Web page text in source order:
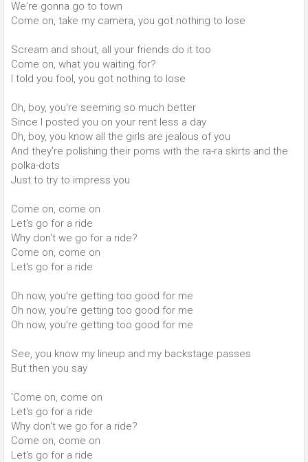
We're gonna go to town
Come on, take my camera, you got nothing to lose
Scream and shout, all your friends do it too
Come on, what you waiting for?
I told you fool, you got nothing to lose
Oh, boy, you're seeming so much better
Since I posted you on your rent less a day
Oh, boy, you know all the girls are jealous of you
And they're polishing their poms with the ra-ra skirts and the
polka-dots
Just to try to impress you
Come on, come on
Let's go for a ride
Why don't we go for a ride?
Come on, come on
Let's go for a ride
Oh now, you're getting too good for me
Oh now, you're getting too good for me
Oh now, you're getting too good for me
See, you know my lineup and my backstage passes
But then you say
'Come on, come on
Let's go for a ride
Why don't we go for a ride?
Come on, come on
Let's go for a ride